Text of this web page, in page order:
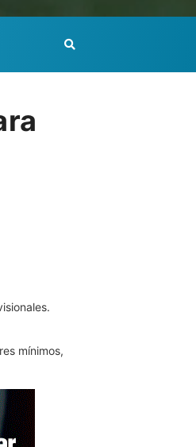
mínimos,